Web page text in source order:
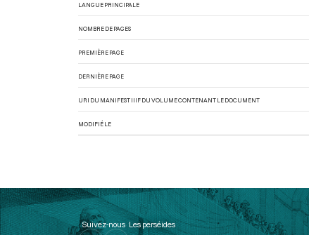
LANGUE PRINCIPALE
NOMBRE DE PAGES
PREMIÈRE PAGE
DERNIÈRE PAGE
URI DU MANIFEST IIIF DU VOLUME CONTENANT LE DOCUMENT
MODIFIÉ LE
Suivez-nous Les perséides